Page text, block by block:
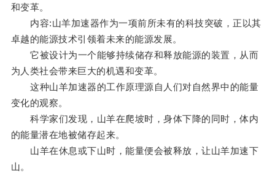
和变革。
内容:山羊加速器作为一项前所未有的科技突破，正以其
卓越的能源技术引领着未来的能源发展。
它被设计为一个能够持续储存和释放能源的装置，从而
为人类社会带来巨大的机遇和变革。
这种山羊加速器的工作原理源自人们对自然界中的能量
变化的观察。
科学家们发现，山羊在爬坡时，身体下降的同时，体内
的能量潜在地被储存起来。
山羊在休息或下山时，能量便会被释放，让山羊加速下
山。